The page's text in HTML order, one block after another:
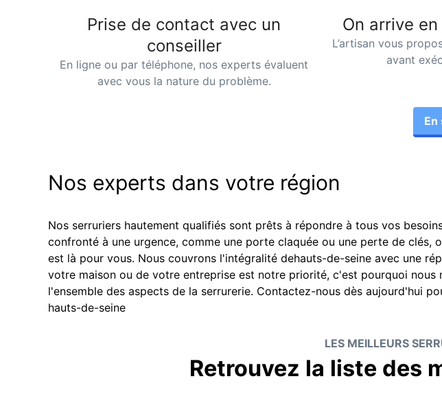
Prise de contact avec un
conseiller
En ligne ou par téléphone, nos experts évaluent
avec vous la nature du problème.
On arrive
L’artisan vous
avant
En
Nos experts dans votre région
Nos serruriers hautement qualifiés sont prêts à répondre à tous vos
confronté à une urgence, comme une porte claquée ou une perte de
est là pour vous. Nous couvrons l'intégralité dehauts-de-seine avec une
votre maison ou de votre entreprise est notre priorité, c'est pourquoi
l'ensemble des aspects de la serrurerie. Contactez-nous dès aujourd'hui
hauts-de-seine
LES MEILLEURS
Retrouvez la liste des